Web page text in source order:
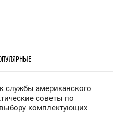
службы американского
советы по
комплектующих